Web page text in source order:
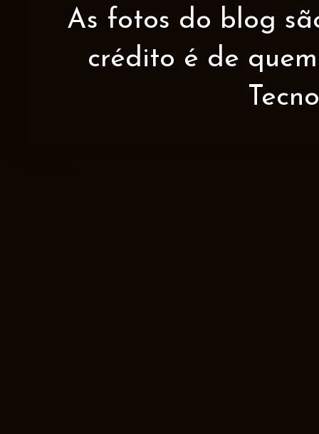
As fotos do blog
crédito é de